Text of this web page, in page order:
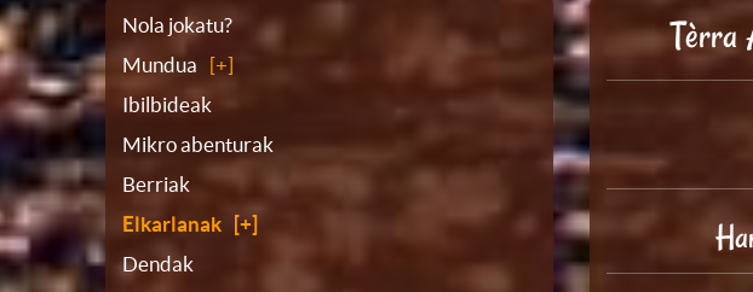
Webgunearen
planoa
Nola jokatu?
Mundua
Ibilbideak
Mikro abenturak
Berriak
Elkarlanak
Dendak
Tèrra